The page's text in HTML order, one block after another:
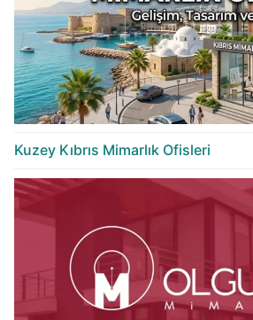
Kuzey Kıbrıs Mimarlık Ofisleri